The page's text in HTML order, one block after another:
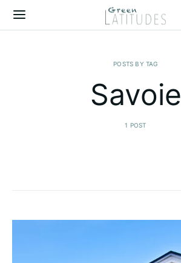
POSTS BY TAG
Savoie
1 POST